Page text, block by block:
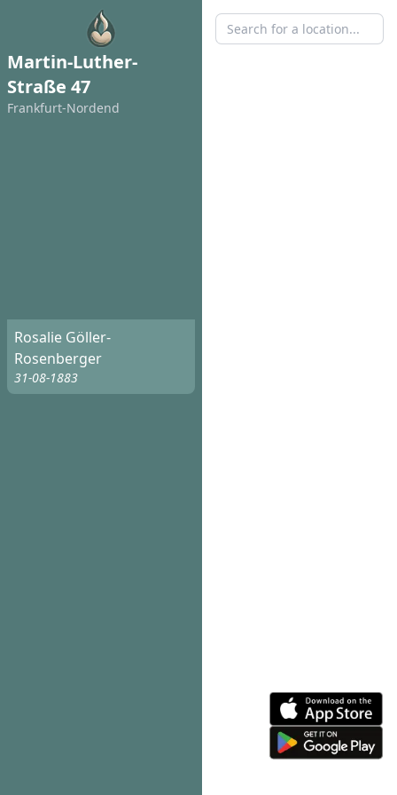
Martin-Luther-
Straße 47
Frankfurt-Nordend
Rosalie Göller-
Rosenberger
31-08-1883